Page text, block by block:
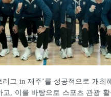
그 in 제주’를 성공적으로 개
, 이를 바탕으로 스포츠 관광